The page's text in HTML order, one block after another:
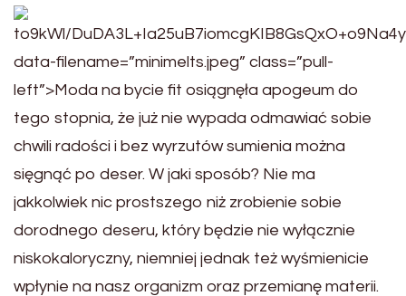
to9kWl/
data-filename=”minimelts.jpeg” class=”pull-
left”>Moda na bycie fit osiągnęła apogeum do
tego stopnia, że już nie wypada odmawiać sobie
chwili radości i bez wyrzutów sumienia można
sięgnąć po deser. W jaki sposób? Nie ma
jakkolwiek nic prostszego niż zrobienie sobie
dorodnego deseru, który będzie nie wyłącznie
niskokaloryczny, niemniej jednak też wyśmienicie
wpłynie na nasz organizm oraz przemianę materii.